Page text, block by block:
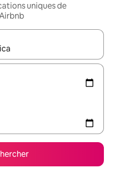
uniques de
utilisez les flèches vers le